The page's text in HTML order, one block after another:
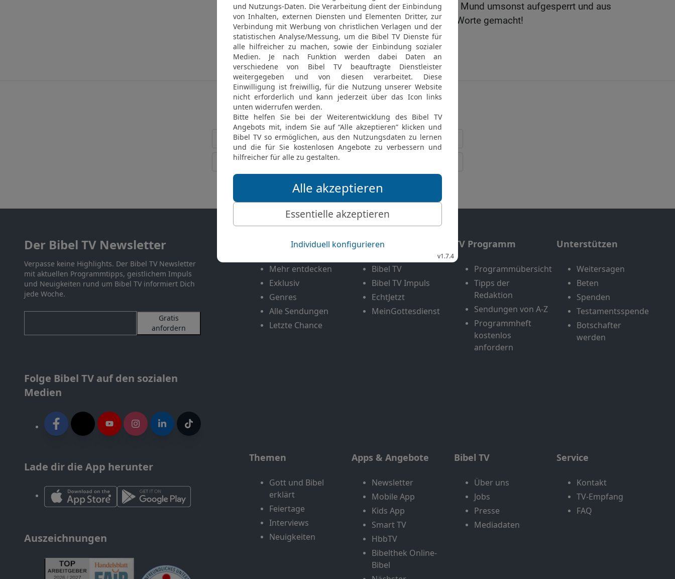
16 So hat also Hiob seinen Mund umsonst aufgesperrt und aus
lauter Unverstand so viele Worte gemacht!
© 2000 Genfer Bibelgesellschaft
Möchtest du uns Feedback geben?
Bewertung der Bibelthek
FEEDBACK SENDEN
Der Bibel TV Newsletter
Verpasse keine Highlights. Der Bibel TV Newsletter
mit aktuellen Programmtipps, geistlichem Impuls
und Neuigkeiten rund um Bibel TV informiert Dich
jede Woche.
Gratis
anfordern
Folge Bibel TV auf den sozialen
Medien
Lade dir die App herunter
Auszeichnungen
Mediathek
Mehr entdecken
Exklusiv
Genres
Alle Sendungen
Letzte Chance
Livestream
Bibel TV
Bibel TV Impuls
EchtJetzt
MeinGottesdienst
TV Programm
Programmübersicht
Tipps der
Redaktion
Sendungen von A-Z
Programmheft
kostenlos
anfordern
Unterstützen
Weitersagen
Beten
Spenden
Testamentsspende
Botschafter
werden
Themen
Gott und Bibel
erklärt
Feiertage
Interviews
Neuigkeiten
Apps & Angebote
Newsletter
Mobile App
Kids App
Smart TV
HbbTV
Bibelthek Online-
Bibel
Bibel TV
Über uns
Jobs
Presse
Mediadaten
Service
Kontakt
TV-Empfang
FAQ